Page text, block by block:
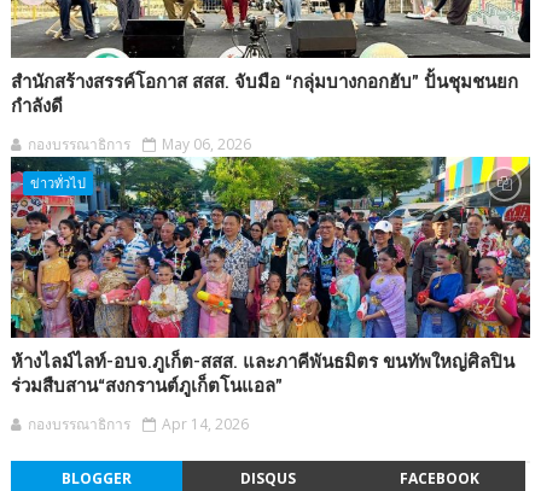
สำนักสร้างสรรค์โอกาส สสส. จับมือ “กลุ่มบางกอกฮับ” ปั้นชุมชนยก
กำลังดี
กองบรรณาธิการ May 06, 2026
ข่าวทั่วไป
ห้างไลม์ไลท์-อบจ.ภูเก็ต-สสส. และภาคีพันธมิตร ขนทัพใหญ่ศิลปิน
ร่วมสืบสาน“สงกรานต์ภูเก็ตโนแอล”
กองบรรณาธิการ Apr 14, 2026
BLOGGER DISQUS FACEBOOK